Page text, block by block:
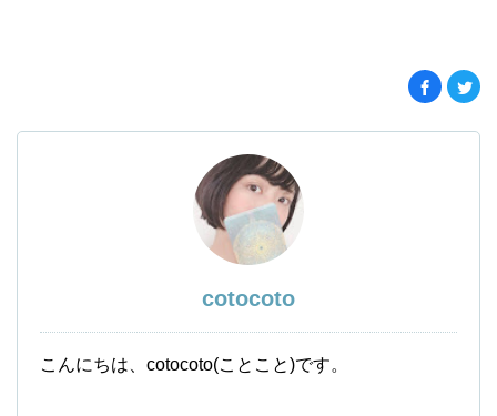
cotocoto
こんにちは、cotocoto(ことこと)です。